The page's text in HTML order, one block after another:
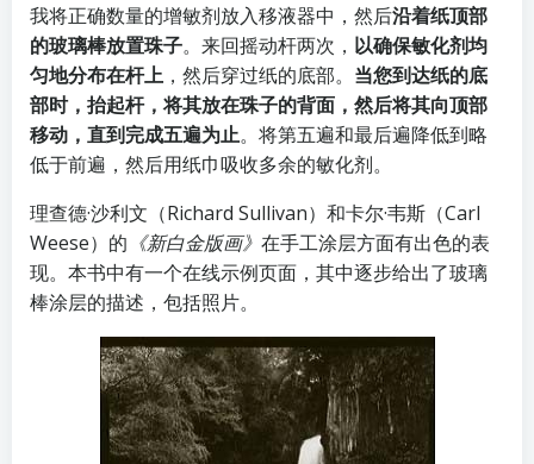
我将正确数量的增敏剂放入移液器中，然后沿着纸顶部
的玻璃棒放置珠子。来回摇动杆两次， 以确保敏化剂均
匀地分布在杆上 ，然后穿过纸的底部。 当您到达纸的底
部时，抬起杆，将其放在珠子的背面，然后将其向顶部
移动，直到完成五遍为止。将第五遍和最后遍降低到略
低于前遍，然后用纸巾吸收多余的敏化剂。
理查德·沙利文（Richard Sullivan）和卡尔·韦斯（Carl
Weese）的 《新白金版画》 在手工涂层方面有出色的表
现。本书中有一个在线示例页面，其中逐步给出了玻璃
棒涂层的描述，包括照片。